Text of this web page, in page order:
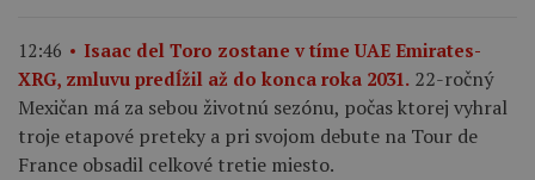
12:46
Isaac del Toro zostane v tíme UAE Emirates-
XRG, zmluvu predĺžil až do konca roka 2031. 22-ročný
Mexičan má za sebou životnú sezónu, počas ktorej vyhral
troje etapové preteky a pri svojom debute na Tour de
France obsadil celkové tretie miesto.